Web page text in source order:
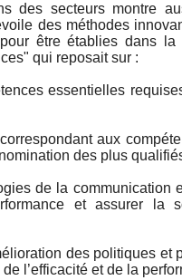
des secteurs montre
des méthodes
être établies dans la
qui reposait sur :
essentielles requises
aux
des plus
de la communication
et assurer la
des politiques et
l’efficacité et de la